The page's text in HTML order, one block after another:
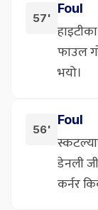
57'
Foul
फाउल
भयो।
56'
Foul
डेनली
कर्नर